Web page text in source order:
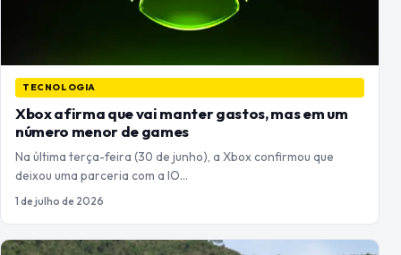
TECNOLOGIA
Xbox afirma que vai manter gastos, mas em um
número menor de games
Na última terça-feira (30 de junho), a Xbox confirmou que
deixou uma parceria com a IO…
1 de julho de 2026